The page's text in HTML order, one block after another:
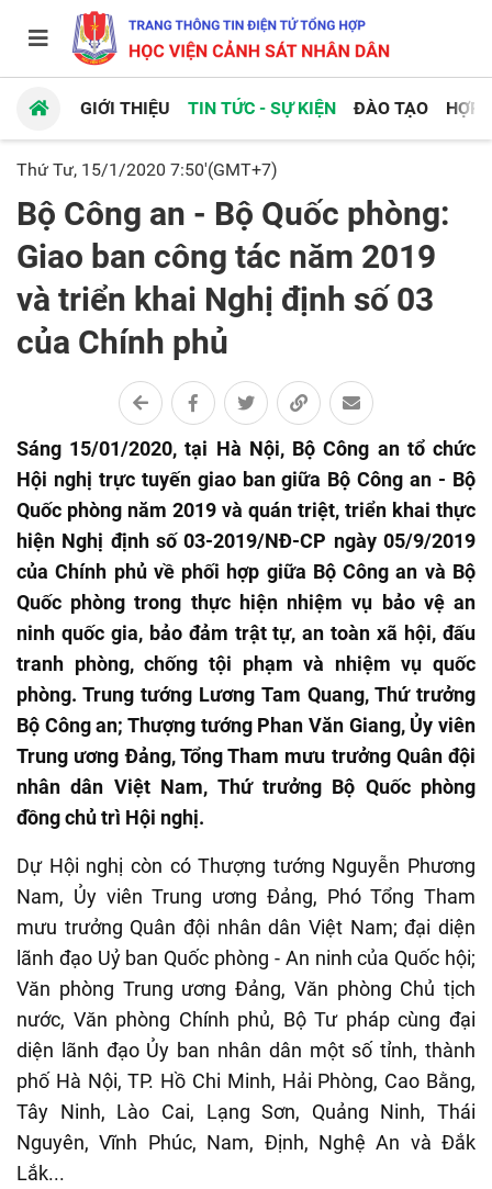
GIỚI THIỆU TIN TỨC - SỰ KIỆN ĐÀO TẠO HỢP
Thứ Tư, 15/1/2020 7:50'(GMT+7)
Bộ Công an - Bộ Quốc phòng:
Giao ban công tác năm 2019
và triển khai Nghị định số 03
của Chính phủ
Sáng 15/01/2020, tại Hà Nội, Bộ Công an tổ chức
Hội nghị trực tuyến giao ban giữa Bộ Công an - Bộ
Quốc phòng năm 2019 và quán triệt, triển khai thực
hiện Nghị định số 03-2019/NĐ-CP ngày 05/9/2019
của Chính phủ về phối hợp giữa Bộ Công an và Bộ
Quốc phòng trong thực hiện nhiệm vụ bảo vệ an
ninh quốc gia, bảo đảm trật tự, an toàn xã hội, đấu
tranh phòng, chống tội phạm và nhiệm vụ quốc
phòng. Trung tướng Lương Tam Quang, Thứ trưởng
Bộ Công an; Thượng tướng Phan Văn Giang, Ủy viên
Trung ương Đảng, Tổng Tham mưu trưởng Quân đội
nhân dân Việt Nam, Thứ trưởng Bộ Quốc phòng
đồng chủ trì Hội nghị.
Dự Hội nghị còn có Thượng tướng Nguyễn Phương
Nam, Ủy viên Trung ương Đảng, Phó Tổng Tham
mưu trưởng Quân đội nhân dân Việt Nam; đại diện
lãnh đạo Uỷ ban Quốc phòng - An ninh của Quốc hội;
Văn phòng Trung ương Đảng, Văn phòng Chủ tịch
nước, Văn phòng Chính phủ, Bộ Tư pháp cùng đại
diện lãnh đạo Ủy ban nhân dân một số tỉnh, thành
phố Hà Nội, TP. Hồ Chi Minh, Hải Phòng, Cao Bằng,
Tây Ninh, Lào Cai, Lạng Sơn, Quảng Ninh, Thái
Nguyên, Vĩnh Phúc, Nam, Định, Nghệ An và Đắk
Lắk...